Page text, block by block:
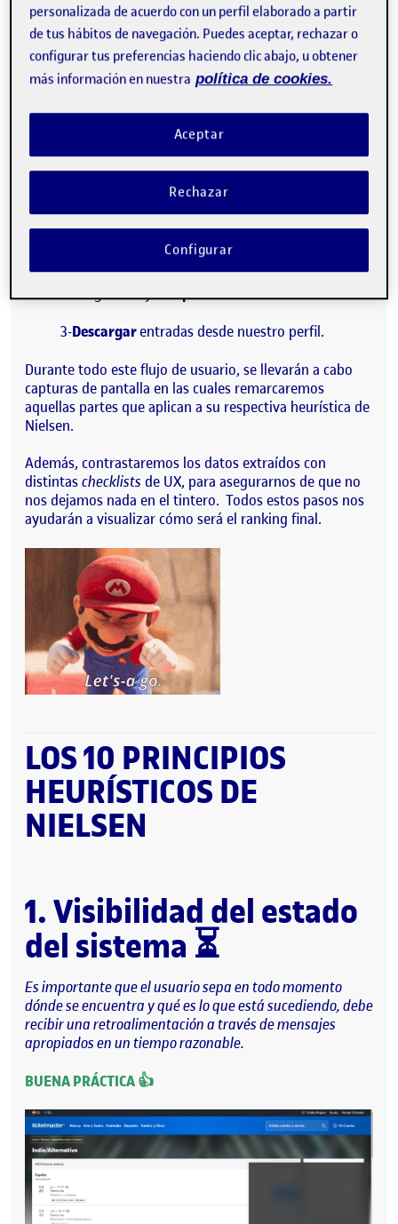
Creo que la interfaz de Ticketmaster, pese a tener
un diseño sencillo e intuitivo, tiene muchos
puntos a mejorar y que veremos a continuación.
METODOLOGÍA
Con el fin de conseguir un profundo análisis heurístico
del diseño UX empleado en la interfaz de Ticketmaster
realizando una serie de tareas sencillas:
un concierto al cual nos interese asistir.
2- Elegir sitio ycomprar entrada.
3-Descargarentradas desde nuestro perfil.
Durante todo este flujo de usuario, se llevarán a cabo
capturas de pantalla en las cuales remarcaremos
aquellas partes que aplican a su respectiva heurística de
Nielsen.
Además, contrastaremos los datos extraídos con
distintaschecklists de UX, para asegurarnos de que no
nos dejamos nada en el tintero. Todos estos pasos nos
ayudarán a visualizar cómo será el ranking final.
LOS 10 PRINCIPIOS
HEURÍSTICOS DE
NIELSEN
1. Visibilidad del estado
del sistema ⏳
Es importante que el usuario sepa en todo momento
dónde se encuentra y qué es lo que está sucediendo, debe
recibir una retroalimentación a través de mensajes
apropiados en un tiempo razonable.
BUENA PRÁCTICA 👍
personalizada de acuerdo con un perfil elaborado a partir
de tus hábitos de navegación. Puedes aceptar, rechazar o
configurar tus preferencias haciendo clic abajo, u obtener
más información en nuestra política de cookies.
Rechazar
Aceptar
Configurar